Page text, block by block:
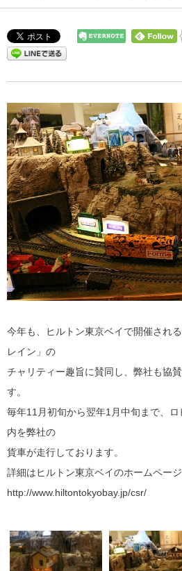
今年も、ヒルトン東京ベイで開催され
レイン」の
チャリティー趣旨に賛同し、弊社も協
す。
毎年11月初旬から翌年1月中旬まで、
内を弊社の
貨車が走行しております。
詳細はヒルトン東京ベイのホームページ
http://www.hiltontokyobay.jp/csr/